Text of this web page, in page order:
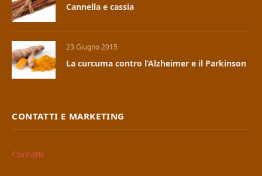
Cannella e cassia
23 Giugno 2015
La curcuma contro l’Alzheimer e il Parkinson
CONTATTI E MARKETING
Contatti